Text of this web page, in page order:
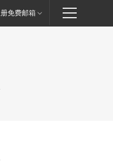
免费邮箱